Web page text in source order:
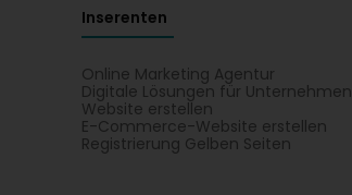
Inserenten
Online Marketing Agentur
Digitale Lösungen für Unternehmen
Website erstellen
E-Commerce-Website erstellen
Registrierung Gelben Seiten